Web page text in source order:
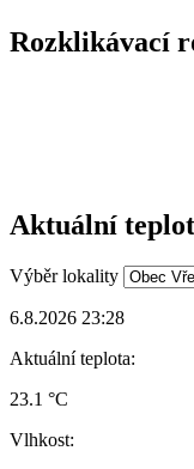
Rozklikávací
Aktuální
Výběr lokality
6.8.2026 23:28
Aktuální teplota:
23.1 °C
Vlhkost: